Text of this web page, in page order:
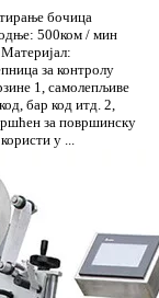
бочица
500ком / мин
за контролу
1, самолепљиве
бар код итд. 2,
за површинску
у ...